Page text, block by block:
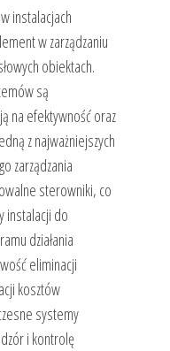
instalacjach
w zarządzaniu
obiektach.
są
na efektywność oraz
z najważniejszych
zarządzania
sterowniki, co
instalacji do
działania
eliminacji
kosztów
systemy
i kontrolę